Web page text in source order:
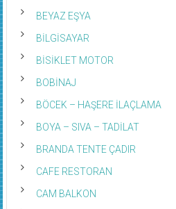
BEYAZ EŞYA
BİLGİSAYAR
BİSİKLET MOTOR
BOBİNAJ
BÖCEK – HAŞERE İLAÇLAMA
BOYA – SIVA – TADİLAT
BRANDA TENTE ÇADIR
CAFE RESTORAN
CAM BALKON